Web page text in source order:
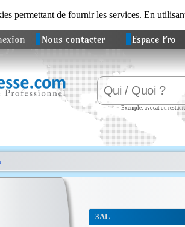
permettant de fournir les services. En
Nous contacter Espace Pro
Exemple: avocat ou
3AL